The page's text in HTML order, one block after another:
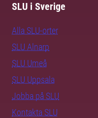
SLU i Sverige
Alla SLU-orter
SLU Alnarp
SLU Umeå
SLU Uppsala
Jobba på SLU
Kontakta SLU